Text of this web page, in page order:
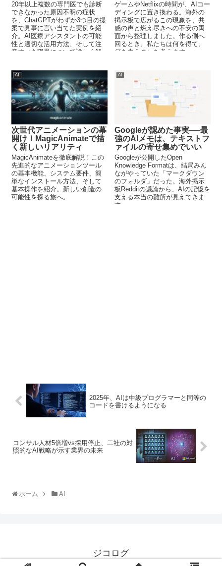
20年以上複数の専門医でも診断
できなかった原因不明の症状
を、ChatGPTがわずか3つ目の提
案で見事に言い当てた実例を紹
介。AI医療アシスタントの可能
性と適切な活用方法、そして注
意すべき限界について詳しく解
ゲームやNetflixの時間が、AIコー
ディングに置き換わる。海外の
掲示板で広がるこの現象を、共
感の声と燃え尽きへの不安の両
面から整理しました。作る側へ
回るとき、私たちは何を得て、
何を失うのかを考えます。
AI
次世代アニメーションの幕
開け！MagicAnimateで描
く新しいリアリティ
MagicAnimateを徹底解説！この
先進的なアニメーションツール
の基本機能、システム要件、簡
単なインストール方法、そして
基本操作を紹介。新しい創造の
可能性を探る旅へ。
AI
Googleが認めた事実──最
強のAIメモは、テキストフ
ァイルの寄せ集めでいい
Googleが公開したOpen
Knowledge Formatは、結局みん
ながやっていた「マークダウン
のフォルダ」だった。海外掲示
板Redditの議論から、AIの記憶を
支える本当の難所が見えてきま
す。
2025年、AIは中級プログラマーと同等の
コードを書けるようになる
コンサル人材5倍増vs採用停止、二社の対
照的なAI戦略が示す業界の未来
ホーム AI
ジコログ